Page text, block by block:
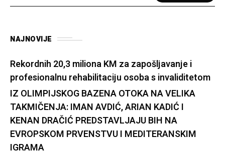
NAJNOVIJE
Rekordnih 20,3 miliona KM za zapošljavanje i
profesionalnu rehabilitaciju osoba s invaliditetom
IZ OLIMPIJSKOG BAZENA OTOKA NA VELIKA
TAKMIČENJA: IMAN AVDIĆ, ARIAN KADIĆ I
KENAN DRAČIĆ PREDSTAVLJAJU BIH NA
EVROPSKOM PRVENSTVU I MEDITERANSKIM
IGRAMA